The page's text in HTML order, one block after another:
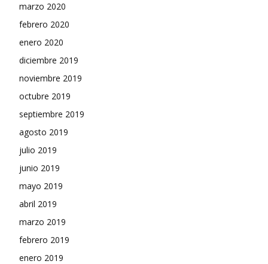
marzo 2020
febrero 2020
enero 2020
diciembre 2019
noviembre 2019
octubre 2019
septiembre 2019
agosto 2019
julio 2019
junio 2019
mayo 2019
abril 2019
marzo 2019
febrero 2019
enero 2019